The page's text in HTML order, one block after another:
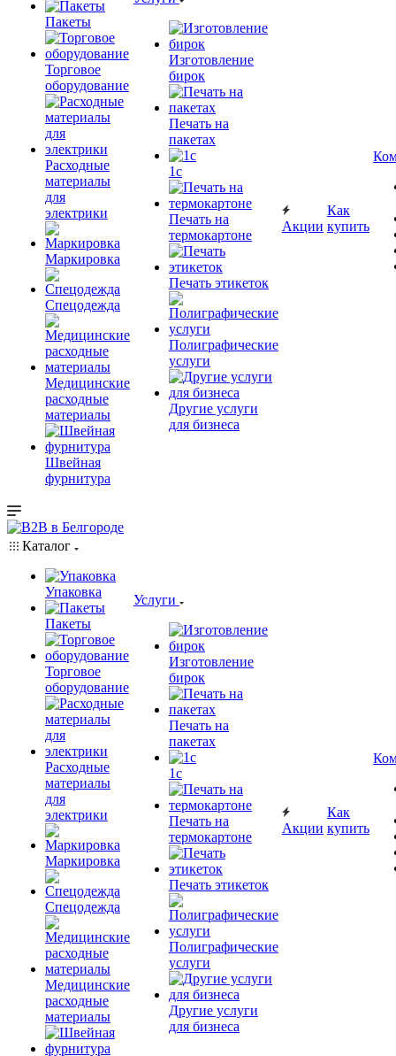
Пакеты
Торговое
оборудование
Расходные
материалы
для
электрики
Маркировка
Спецодежда
Медицинские
расходные
материалы
Швейная
фурнитура
Изготовление
бирок
Печать на
пакетах
1c
Печать на
термокартоне
Печать этикеток
Полиграфические
услуги
Другие услуги
для бизнеса
Акции
Как
купить
Каталог
Упаковка
Пакеты
Торговое
оборудование
Расходные
материалы
для
электрики
Маркировка
Спецодежда
Медицинские
расходные
материалы
Услуги
Изготовление
бирок
Печать на
пакетах
1c
Печать на
термокартоне
Печать этикеток
Полиграфические
услуги
Другие услуги
для бизнеса
Акции
Как
купить